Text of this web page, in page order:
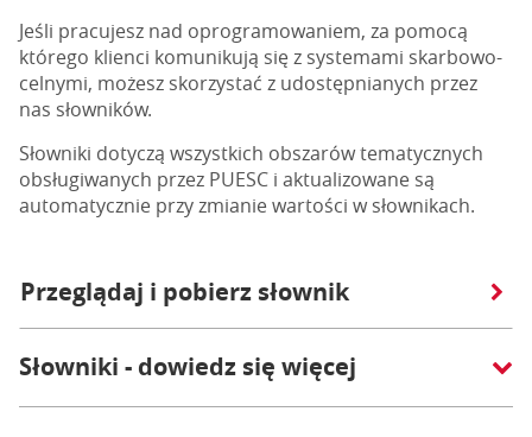
Jeśli pracujesz nad oprogramowaniem, za pomocą
którego klienci komunikują się z systemami skarbowo-
celnymi, możesz skorzystać z udostępnianych przez
nas słowników.
Słowniki dotyczą wszystkich obszarów tematycznych
obsługiwanych przez PUESC i aktualizowane są
automatycznie przy zmianie wartości w słownikach.
Przeglądaj i pobierz słownik
Słowniki - dowiedz się więcej